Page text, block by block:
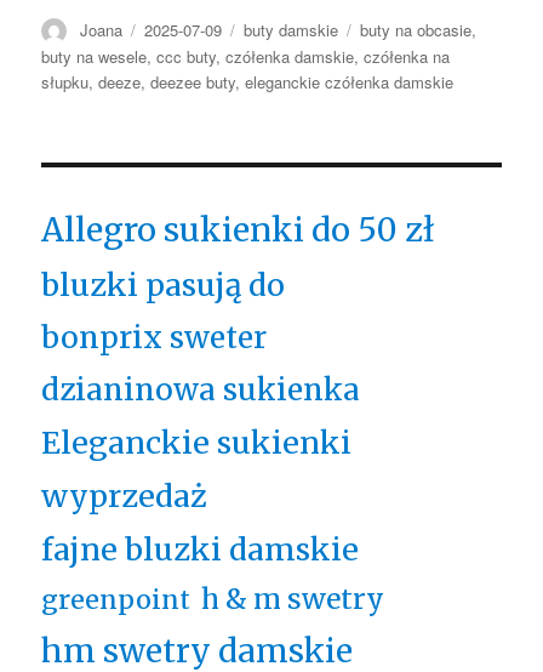
Autor
Joana Opublikowano
2025-07-09 Kategorie
buty damskie Tagi
buty na obcasie,
buty na wesele,ccc buty,czółenka damskie,czółenka na
słupku,deeze,deezee buty,eleganckie czółenka damskie
Allegro sukienki do 50 zł
bluzki pasują do
bonprix sweter
dzianinowa sukienka
Eleganckie sukienki
wyprzedaż
fajne bluzki damskie
greenpoint h & m swetry
hm swetry damskie